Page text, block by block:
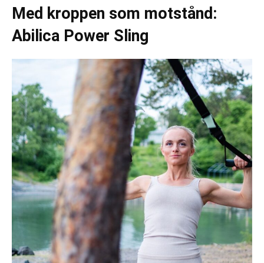
Med kroppen som motstånd:
Abilica Power Sling